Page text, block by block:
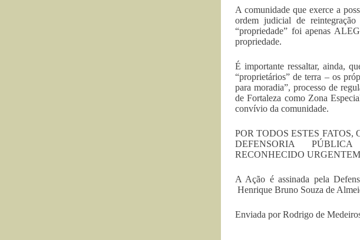
A comunidade que exerce a
ordem judicial de
“propriedade” foi apenas
propriedade.
É importante ressaltar, ainda,
“proprietários” de terra – os
para moradia”, processo de
de Fortaleza como Zona
convívio da comunidade.
POR TODOS ESTES
DEFENSORIA
RECONHECIDO
A Ação é assinada pela
Henrique Bruno Souza de
Enviada por Rodrigo de